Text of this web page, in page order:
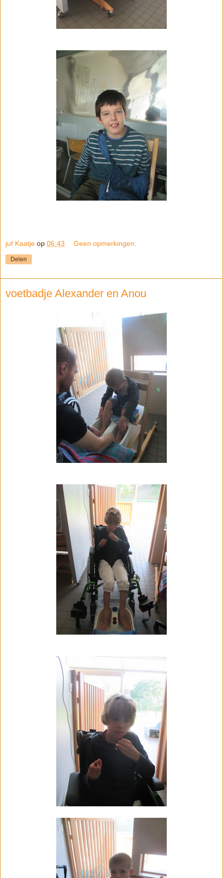
juf Kaatje op 06:43 Geen opmerkingen:
Delen
voetbadje Alexander en Anou